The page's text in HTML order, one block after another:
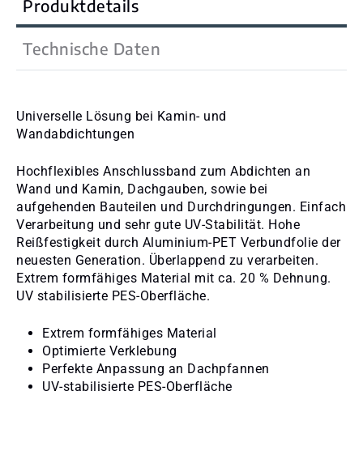
Produktdetails
Technische Daten
Universelle Lösung bei Kamin- und
Wandabdichtungen
Hochflexibles Anschlussband zum Abdichten an
Wand und Kamin, Dachgauben, sowie bei
aufgehenden Bauteilen und Durchdringungen. Einfach
Verarbeitung und sehr gute UV-Stabilität. Hohe
Reißfestigkeit durch Aluminium-PET Verbundfolie der
neuesten Generation. Überlappend zu verarbeiten.
Extrem formfähiges Material mit ca. 20 % Dehnung.
UV stabilisierte PES-Oberfläche.
Extrem formfähiges Material
Optimierte Verklebung
Perfekte Anpassung an Dachpfannen
UV-stabilisierte PES-Oberfläche